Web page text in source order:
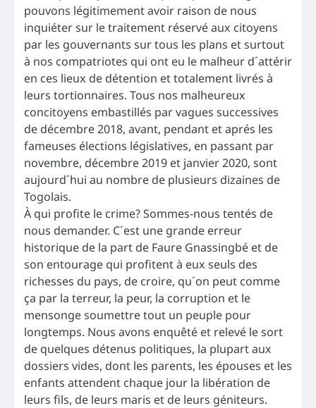
pouvons légitimement avoir raison de nous
inquiéter sur le traitement réservé aux citoyens
par les gouvernants sur tous les plans et surtout
à nos compatriotes qui ont eu le malheur d´attérir
en ces lieux de détention et totalement livrés à
leurs tortionnaires. Tous nos malheureux
concitoyens embastillés par vagues successives
de décembre 2018, avant, pendant et aprés les
fameuses élections législatives, en passant par
novembre, décembre 2019 et janvier 2020, sont
aujourd´hui au nombre de plusieurs dizaines de
Togolais.
À qui profite le crime? Sommes-nous tentés de
nous demander. C´est une grande erreur
historique de la part de Faure Gnassingbé et de
son entourage qui profitent à eux seuls des
richesses du pays, de croire, qu´on peut comme
ça par la terreur, la peur, la corruption et le
mensonge soumettre tout un peuple pour
longtemps. Nous avons enquêté et relevé le sort
de quelques détenus politiques, la plupart aux
dossiers vides, dont les parents, les épouses et les
enfants attendent chaque jour la libération de
leurs fils, de leurs maris et de leurs géniteurs.